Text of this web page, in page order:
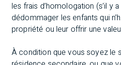
les frais d’homologation (s’il y
dédommager les enfants qui
propriété ou leur offrir une
À condition que vous soyez le